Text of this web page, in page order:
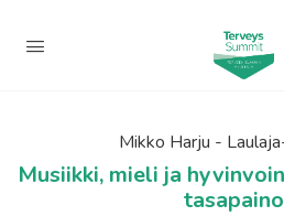
Mikko Harju -
Musiikki, mieli ja